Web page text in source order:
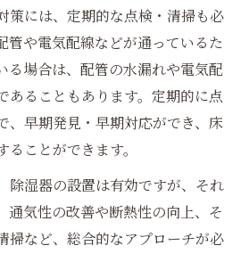
策には、定期的な点検・清掃も必
管や電気配線などが通っているた
る場合は、配管の水漏れや電気配
あることもあります。定期的に点
、早期発見・早期対応ができ、床
ことができます。
除湿器の設置は有効ですが、それ
通気性の改善や断熱性の向上、そ
掃など、総合的なアプローチが必